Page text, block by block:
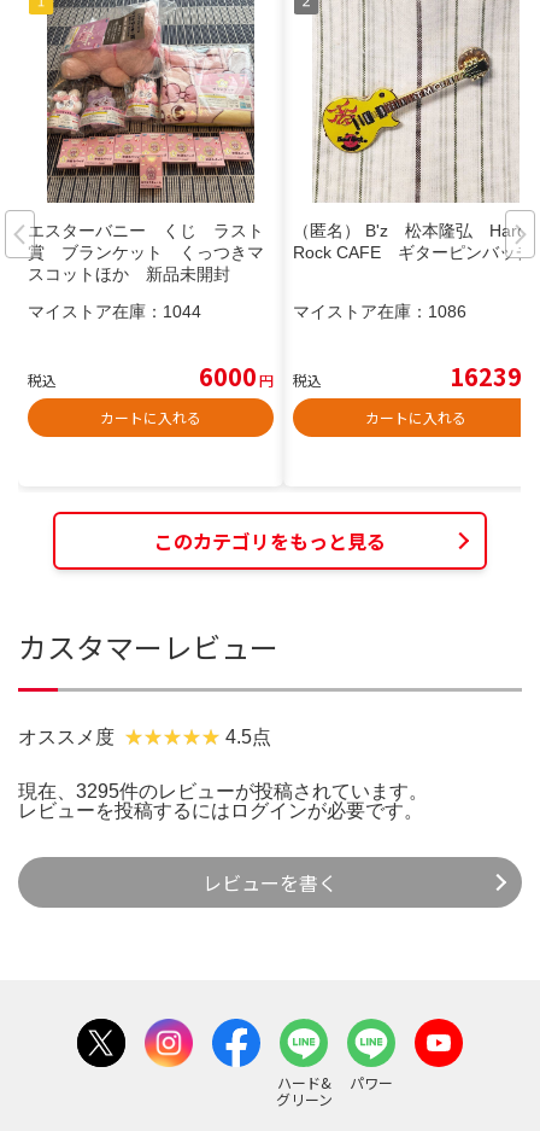
エスターバニー くじ ラスト
賞 ブランケット くっつきマ
スコットほか 新品未開封
マイストア在庫： 1044
税込 6000円
カートに入れる
（匿名） B'z 松本隆弘 Hard
Rock CAFE ギターピンバッチ
マイストア在庫： 1086
税込 16239
カートに入れる
このカテゴリをもっと見る
カスタマーレビュー
オススメ度 4.5点
現在、3295件のレビューが投稿されています。
レビューを投稿するには ログインが必要です。
レビューを書く
ハード&
グリーン
パワー